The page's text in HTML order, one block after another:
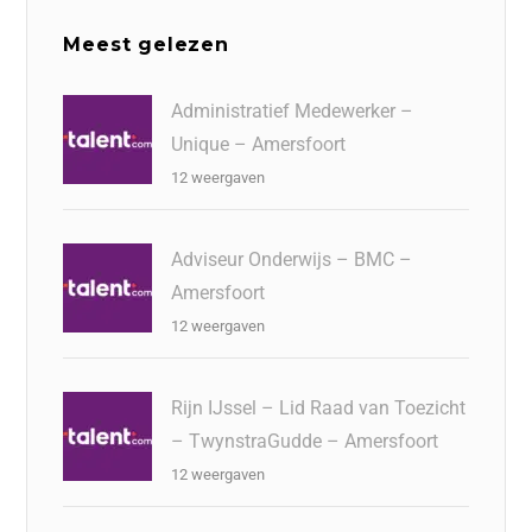
Meest gelezen
Administratief Medewerker –
Unique – Amersfoort
12 weergaven
Adviseur Onderwijs – BMC –
Amersfoort
12 weergaven
Rijn IJssel – Lid Raad van Toezicht
– TwynstraGudde – Amersfoort
12 weergaven